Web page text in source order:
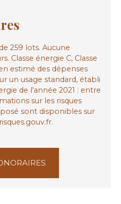
259 lots. Aucune
Classe énergie C, Classe
estimé des dépenses
un usage standard, établi
de l'année 2021 : entre
sur les risques
sont disponibles sur